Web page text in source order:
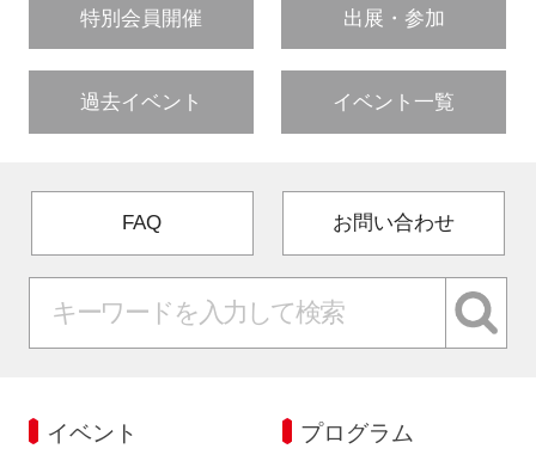
特別会員開催 出展・参加
過去イベント イベント一覧
FAQ お問い合わせ
イベント プログラム